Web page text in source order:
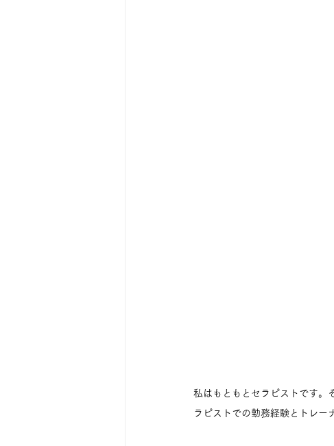
私はもともとセラピストです。
ラピストでの勤務経験とトレー